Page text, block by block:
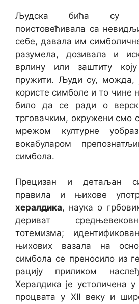
Људска бића су
поистовећивала са
себе, давала им
разумела, дозивала и
врлину или заштиту
пружити. Људи су, можда,
користе симболе и то чине
било да се ради о
трговачким, окру­жени смо
мрежом културне
вокабуларом
симбола.
Прецизан и детаљан
правила и њихове
хералдика, наука о
дериват
тотемизма;
њихових вазала на
симбола се преносило из
рацију приликом
Херал­дика је устоличена у
процвата у XII веку и